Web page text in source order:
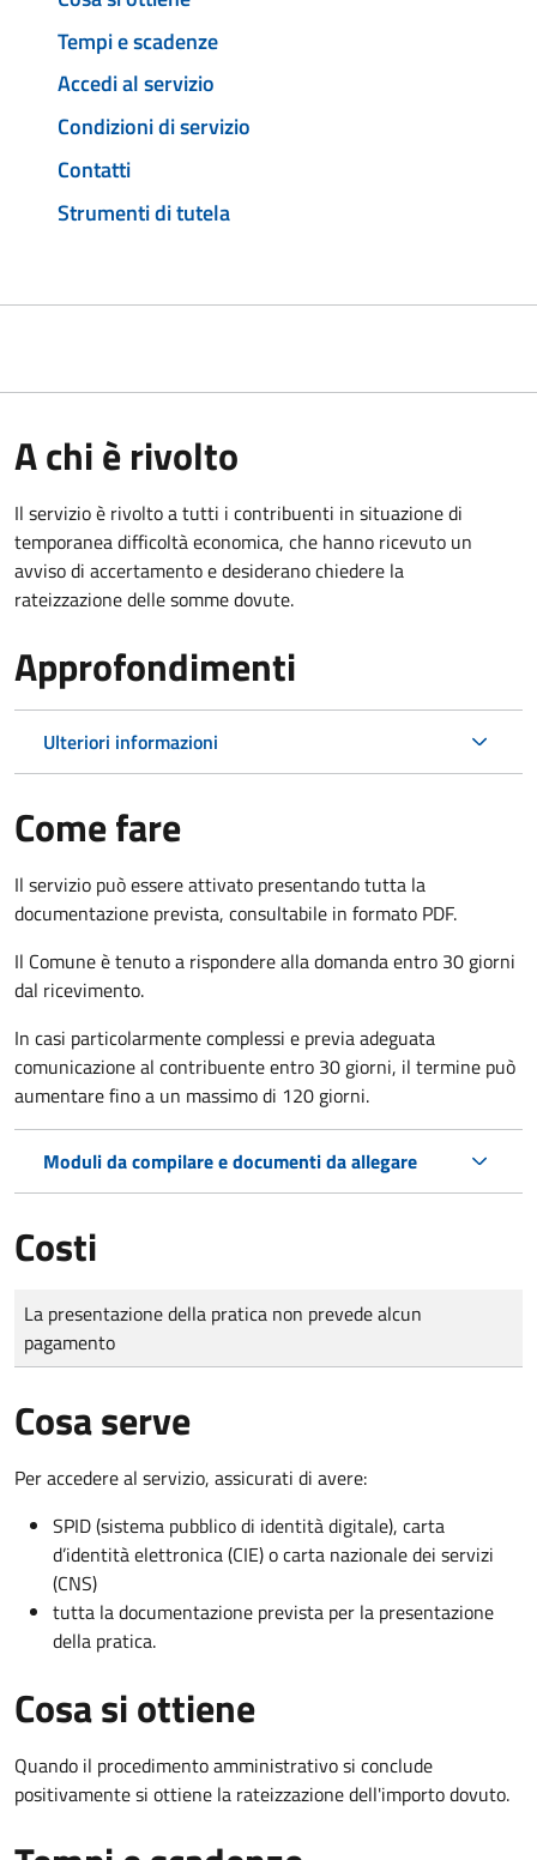
Tempi e scadenze
Accedi al servizio
Condizioni di servizio
Contatti
Strumenti di tutela
A chi è rivolto
Il servizio è rivolto a tutti i contribuenti in situazione di
temporanea difficoltà economica, che hanno ricevuto un
avviso di accertamento e desiderano chiedere la
rateizzazione delle somme dovute.
Approfondimenti
Ulteriori informazioni
Come fare
Il servizio può essere attivato presentando tutta la
documentazione prevista, consultabile in formato PDF.
Il Comune è tenuto a rispondere alla domanda entro 30 giorni
dal ricevimento.
In casi particolarmente complessi e previa adeguata
comunicazione al contribuente entro 30 giorni, il termine può
aumentare fino a un massimo di 120 giorni.
Moduli da compilare e documenti da allegare
Costi
Tipo di pagamento
Importo
La presentazione della pratica non prevede alcun
pagamento
Cosa serve
Per accedere al servizio, assicurati di avere:
SPID (sistema pubblico di identità digitale), carta
d’identità elettronica (CIE) o carta nazionale dei servizi
(CNS)
tutta la documentazione prevista per la presentazione
della pratica.
Cosa si ottiene
Quando il procedimento amministrativo si conclude
positivamente si ottiene la rateizzazione dell'importo dovuto.